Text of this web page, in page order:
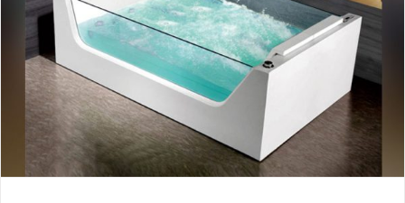
5 ویژگی برتر جکوزی های مدرن چیست؟ بهترین مارک جکوزی کدام
است؟
بلاگ